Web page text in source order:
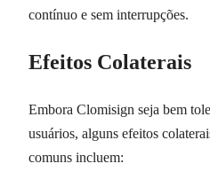
contínuo e sem interrupções.
Efeitos Colaterais
Embora Clomisign seja bem
usuários, alguns efeitos
comuns incluem: